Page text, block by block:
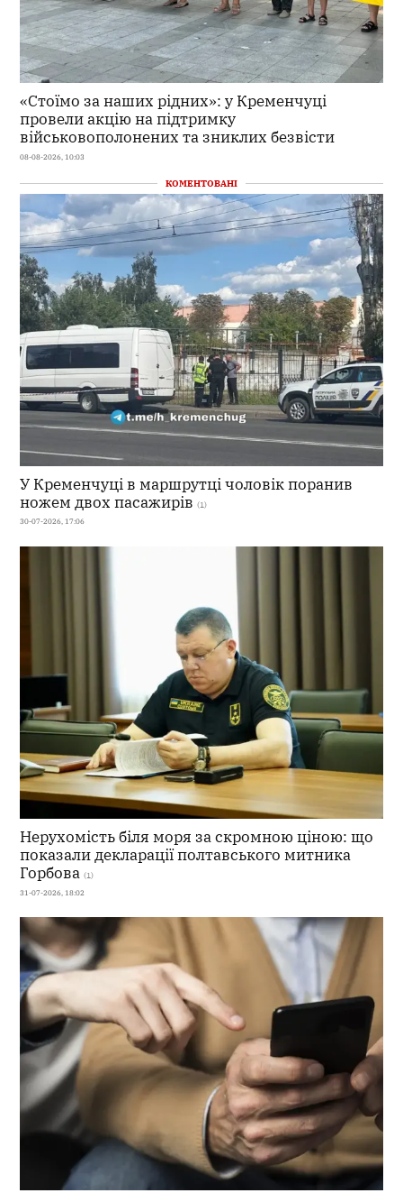
«Стоїмо за наших рідних»: у Кременчуці
провели акцію на підтримку
військовополонених та зниклих безвісти
08-08-2026, 10:03
КОМЕНТОВАНІ
У Кременчуці в маршрутці чоловік поранив
ножем двох пасажирів (1)
30-07-2026, 17:06
Нерухомість біля моря за скромною ціною: що
показали декларації полтавського митника
Горбова (1)
31-07-2026, 18:02